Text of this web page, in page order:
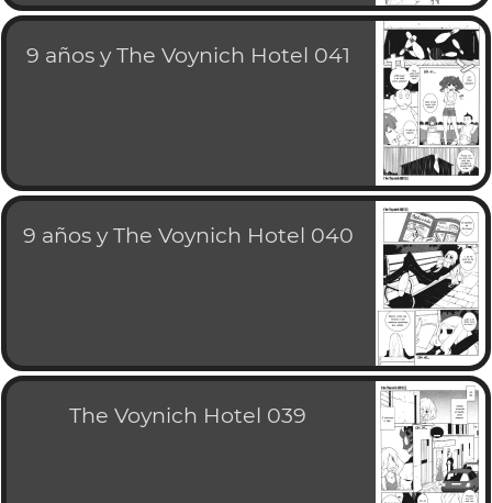
9 años y The Voynich Hotel 041
9 años y The Voynich Hotel 040
The Voynich Hotel 039